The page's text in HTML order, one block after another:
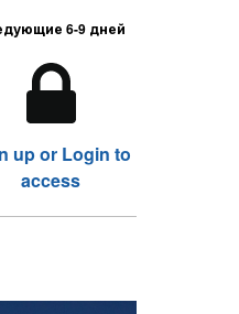
6-9 дней
up or Login to
access